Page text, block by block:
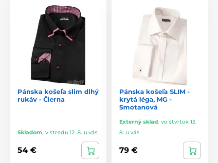
Pánska košeľa slim dlhý
rukáv - Čierna
Skladom, v stredu 12. 8. u vás
54 €
Pánska košeľa SLIM -
krytá léga, MG -
Smotanová
Externý sklad, vo štvrtok 13.
8. u vás
79 €